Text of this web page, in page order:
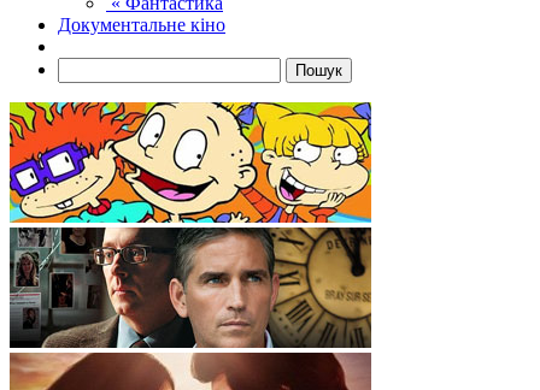
Документальне кіно
Пошук